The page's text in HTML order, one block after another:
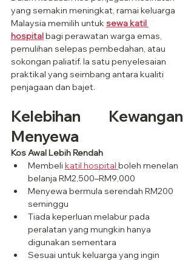
yang semakin meningkat, ramai keluarga
Malaysia memilih untuk sewa katil
hospital bagi perawatan warga emas,
pemulihan selepas pembedahan, atau
sokongan paliatif. Ia satu penyelesaian
praktikal yang seimbang antara kualiti
penjagaan dan bajet.
Kelebihan Kewangan
Menyewa
Kos Awal Lebih Rendah
Membeli katil hospital boleh menelan
belanja RM2,500–RM9,000
Menyewa bermula serendah RM200
seminggu
Tiada keperluan melabur pada
peralatan yang mungkin hanya
digunakan sementara
Sesuai untuk keluarga yang ingin